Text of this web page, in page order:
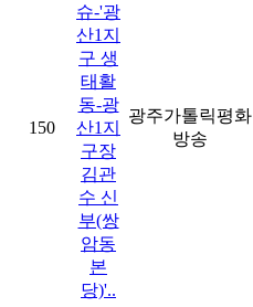
150
슈-'광
산1지
구 생
태활
동-광
산1지
구장
김관
수 신
부(쌍
암동
본
당)'..
광주가톨릭평화
방송